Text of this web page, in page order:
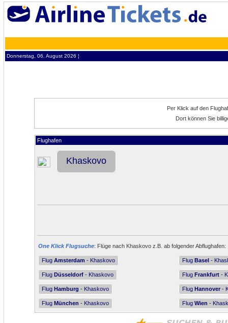
Donnerstag, 06. August 2026 ¦
Per Klick auf den
Dort können Sie
Flughafen
Khaskovo
One Klick Flugsuche: Flüge nach Khaskovo z.B. ab folgender Abflughafen:
Flug Amsterdam - Khaskovo Flug Basel -
Flug Düsseldorf - Khaskovo Flug Frankfurt -
Flug Hamburg - Khaskovo Flug Hannover -
Flug München - Khaskovo Flug Wien -